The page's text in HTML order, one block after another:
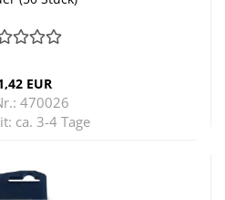
EUR
470026
ca. 3-4 Tage